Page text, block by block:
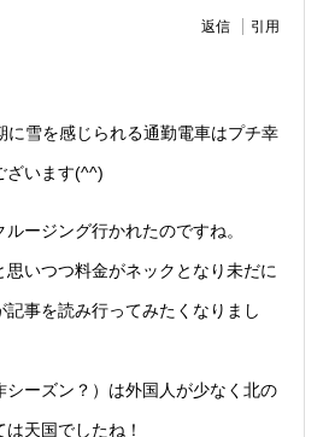
返信 引用
に雪を感じられる通勤電車はプチ幸
ざいます(^^)
ージング行かれたのですね。
いつつ料金がネックとなり未だに
事を読み行ってみたくなりまし
シーズン？）は外国人が少なく北の
天国でしたね！